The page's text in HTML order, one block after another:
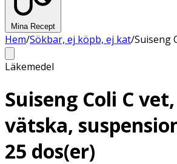
Mina Recept
Hem/Sökbar, ej köpb, ej kat/Suiseng
Läkemedel
Suiseng Coli C
vätska,
25 dos(er)